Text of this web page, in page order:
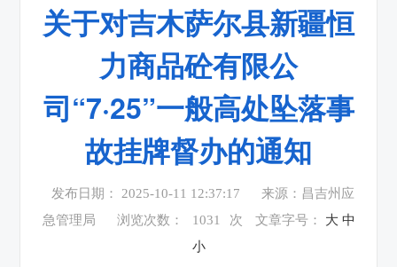
关于对吉木萨尔县新疆恒
力商品砼有限公
司“7·25”一般高处坠落事
故挂牌督办的通知
发布日期： 2025-10-11 12:37:17
来源：昌吉州应
急管理局
浏览次数： 1031 次 文章字号： 大 中
小